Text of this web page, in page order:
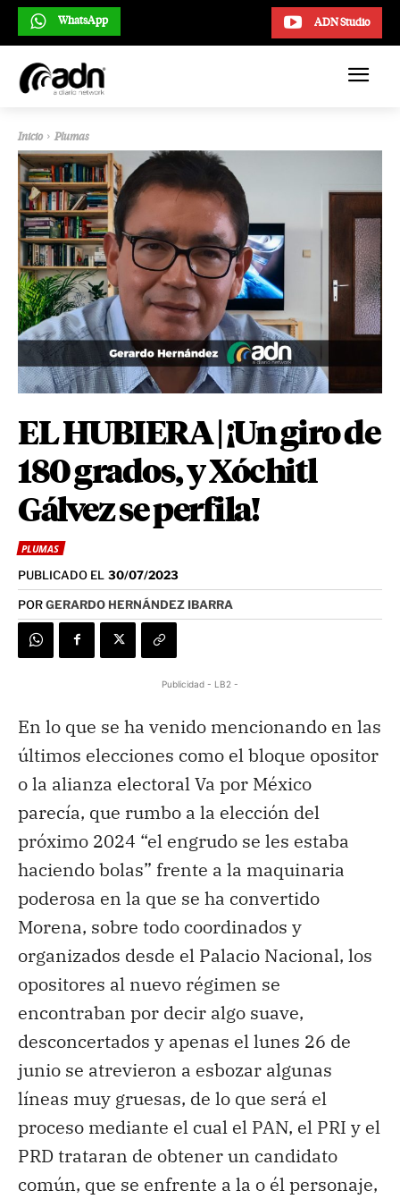
ADN Studio
WhatsApp
Inicio Plumas
EL HUBIERA | ¡Un giro de
180 grados, y Xóchitl
Gálvez se perfila!
PLUMAS
PUBLICADO EL 30/07/2023
PORGERARDO HERNÁNDEZ IBARRA
Publicidad - LB2 -
En lo que se ha venido mencionando en las
últimos elecciones como el bloque opositor
o la alianza electoral Va por México
parecía, que rumbo a la elección del
próximo 2024 “el engrudo se les estaba
haciendo bolas” frente a la maquinaria
poderosa en la que se ha convertido
Morena, sobre todo coordinados y
organizados desde el Palacio Nacional, los
opositores al nuevo régimen se
encontraban por decir algo suave,
desconcertados y apenas el lunes 26 de
junio se atrevieron a esbozar algunas
líneas muy gruesas, de lo que será el
proceso mediante el cual el PAN, el PRI y el
PRD trataran de obtener un candidato
común, que se enfrente a la o él personaje,